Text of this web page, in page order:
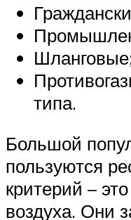
типа.
Большой
пользуются
критерий –
воздуха. Они